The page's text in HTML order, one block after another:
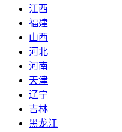
江西
福建
山西
河北
河南
天津
辽宁
吉林
黑龙江